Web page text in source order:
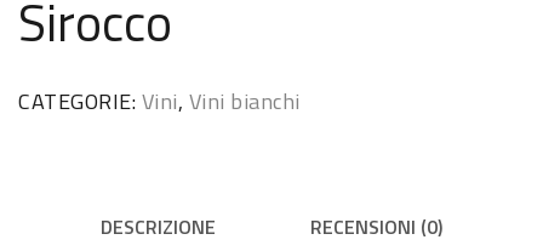
Sirocco
CATEGORIE:Vini, Vini bianchi
DESCRIZIONE RECENSIONI (0)